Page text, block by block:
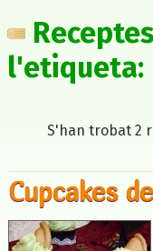
l'etiqueta:
S'han trobat 2
Cupcakes